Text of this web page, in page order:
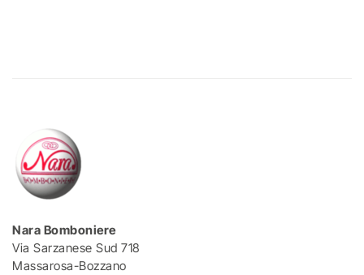
Nara Bomboniere
Via Sarzanese Sud 718
Massarosa-Bozzano